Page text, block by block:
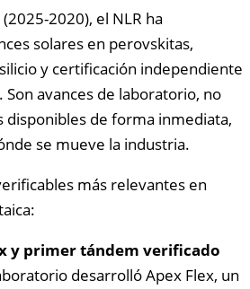
2020), el NLR ha
solares en perovskitas,
y certificación independiente
avances de laboratorio, no
disponibles de forma inmediata,
se mueve la industria.
más relevantes en
y primer tándem verificado
desarrolló Apex Flex, un